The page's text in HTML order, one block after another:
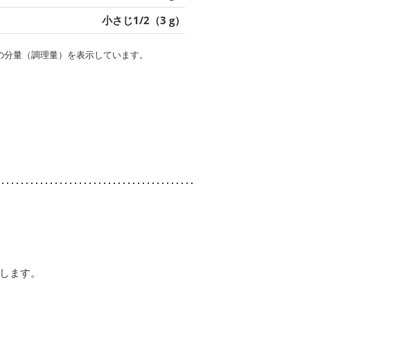
小さじ1/2（3 g）
量（調理量）を表示しています。
ます。